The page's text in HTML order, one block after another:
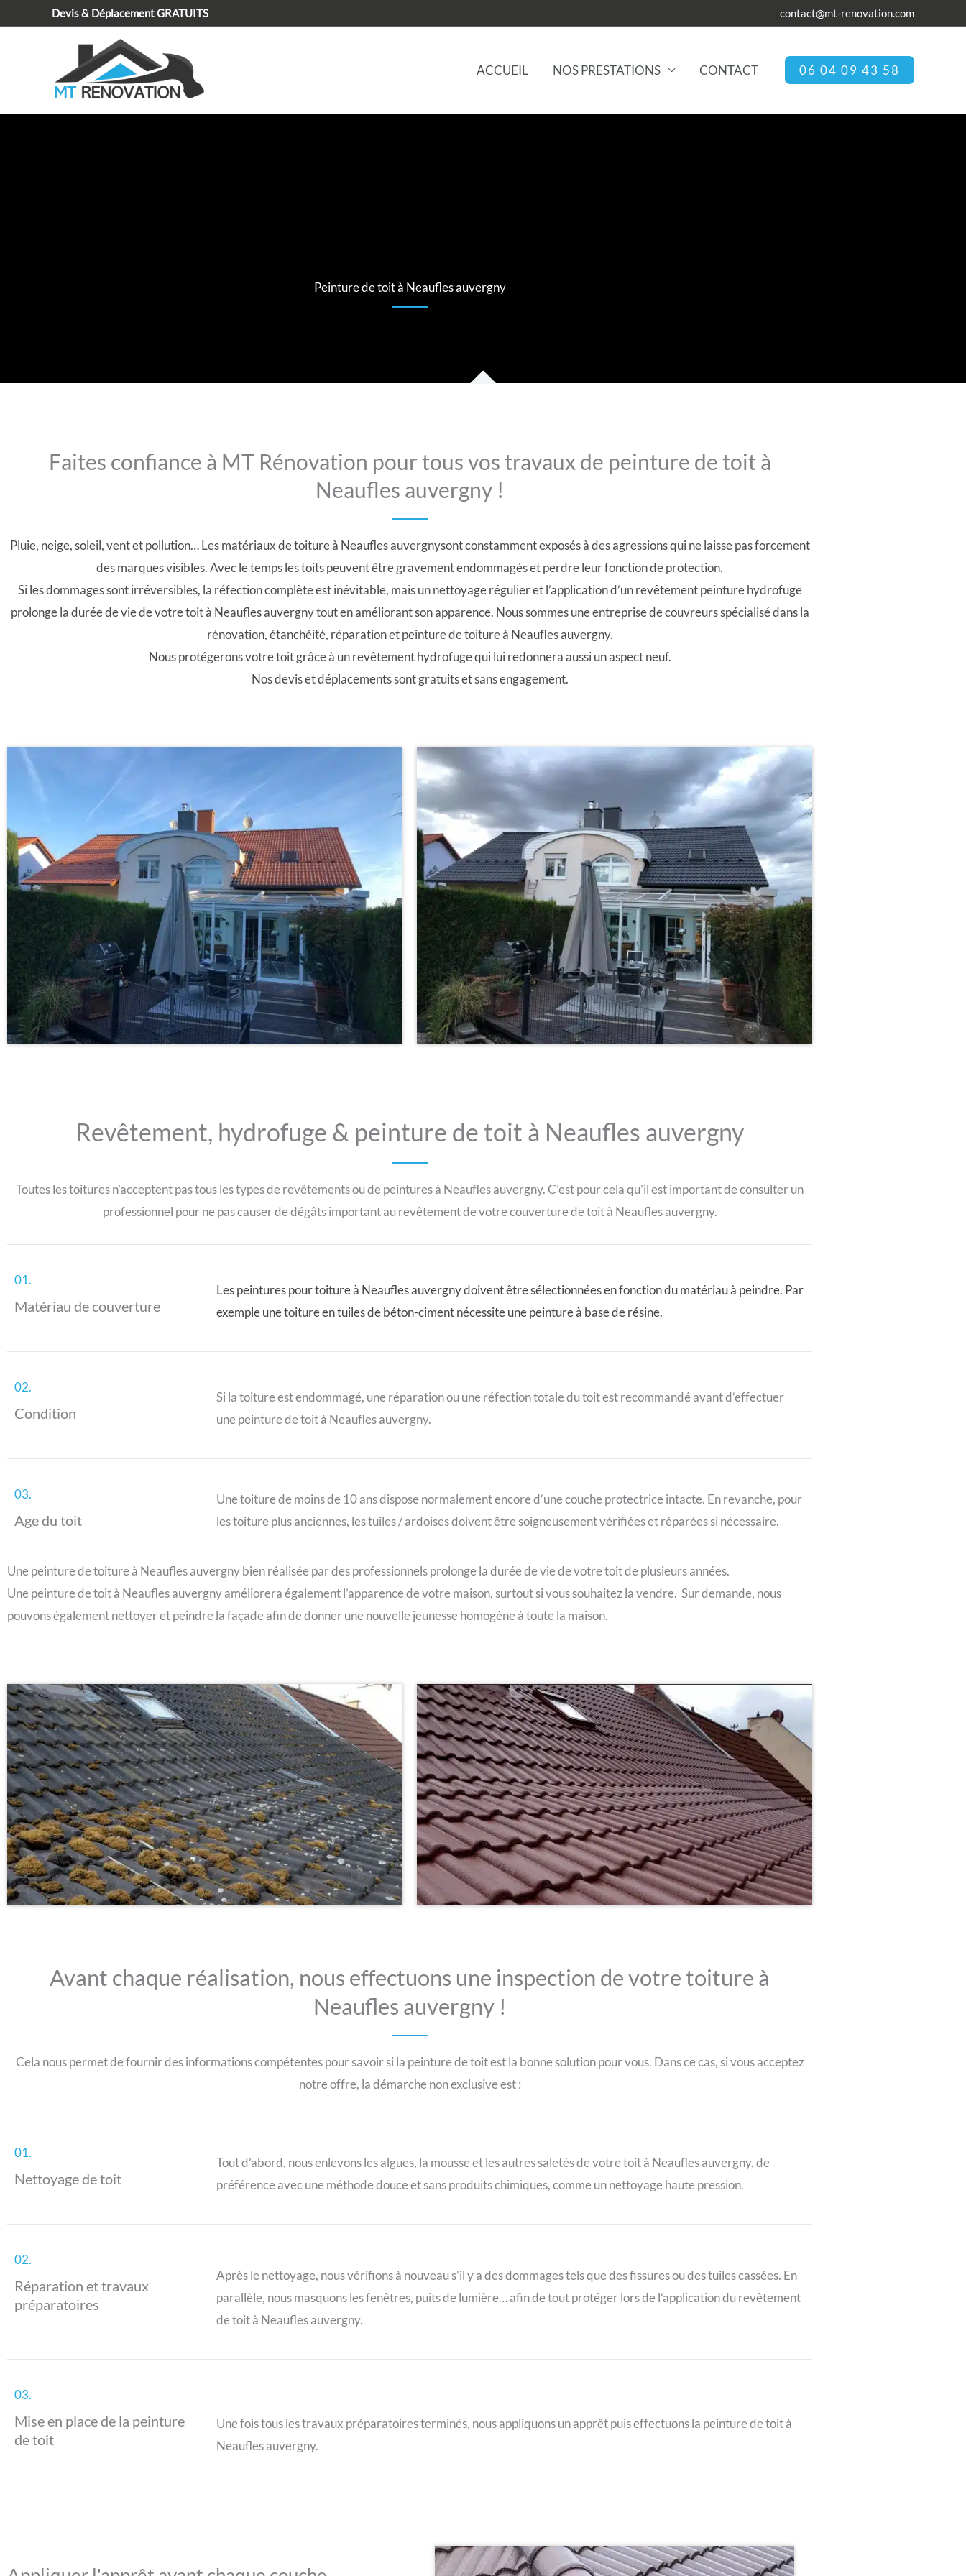
Devis & Déplacement GRATUITS contact@mt-renovation.com
ACCUEIL NOS PRESTATIONS CONTACT 06 04 09 43 58
Peinture de toit à Neaufles auvergny
Faites confiance à MT Rénovation pour tous vos travaux de peinture de toit à
Neaufles auvergny !
Pluie, neige, soleil, vent et pollution… Les matériaux de toiture à Neaufles auvergnysont constamment exposés à des agressions qui ne laisse pas forcement
des marques visibles. Avec le temps les toits peuvent être gravement endommagés et perdre leur fonction de protection.
Si les dommages sont irréversibles, la réfection complète est inévitable, mais un nettoyage régulier et l’application d’un revêtement peinture hydrofuge
prolonge la durée de vie de votre toit à Neaufles auvergny tout en améliorant son apparence. Nous sommes une entreprise de couvreurs spécialisé dans la
rénovation, étanchéité, réparation et peinture de toiture à Neaufles auvergny.
Nous protégerons votre toit grâce à un revêtement hydrofuge qui lui redonnera aussi un aspect neuf.
Nos devis et déplacements sont gratuits et sans engagement.
Revêtement, hydrofuge & peinture de toit à Neaufles auvergny
Toutes les toitures n’acceptent pas tous les types de revêtements ou de peintures à Neaufles auvergny. C’est pour cela qu’il est important de consulter un
professionnel pour ne pas causer de dégâts important au revêtement de votre couverture de toit à Neaufles auvergny.
01.
Matériau de couverture
Les peintures pour toiture à Neaufles auvergny doivent être sélectionnées en fonction du matériau à peindre. Par
exemple une toiture en tuiles de béton-ciment nécessite une peinture à base de résine.
02.
Condition
Si la toiture est endommagé, une réparation ou une réfection totale du toit est recommandé avant d’effectuer
une peinture de toit à Neaufles auvergny.
03.
Age du toit
Une toiture de moins de 10 ans dispose normalement encore d’une couche protectrice intacte. En revanche, pour
les toiture plus anciennes, les tuiles / ardoises doivent être soigneusement vérifiées et réparées si nécessaire.
Une peinture de toiture à Neaufles auvergny bien réalisée par des professionnels prolonge la durée de vie de votre toit de plusieurs années.
Une peinture de toit à Neaufles auvergny améliorera également l’apparence de votre maison, surtout si vous souhaitez la vendre. Sur demande, nous
pouvons également nettoyer et peindre la façade afin de donner une nouvelle jeunesse homogène à toute la maison.
Avant chaque réalisation, nous effectuons une inspection de votre toiture à
Neaufles auvergny !
Cela nous permet de fournir des informations compétentes pour savoir si la peinture de toit est la bonne solution pour vous. Dans ce cas, si vous acceptez
notre offre, la démarche non exclusive est :
01.
Nettoyage de toit
Tout d’abord, nous enlevons les algues, la mousse et les autres saletés de votre toit à Neaufles auvergny, de
préférence avec une méthode douce et sans produits chimiques, comme un nettoyage haute pression.
02.
Réparation et travaux
préparatoires
Après le nettoyage, nous vérifions à nouveau s’il y a des dommages tels que des fissures ou des tuiles cassées. En
parallèle, nous masquons les fenêtres, puits de lumière… afin de tout protéger lors de l’application du revêtement
de toit à Neaufles auvergny.
03.
Mise en place de la peinture
de toit
Une fois tous les travaux préparatoires terminés, nous appliquons un apprêt puis effectuons la peinture de toit à
Neaufles auvergny.